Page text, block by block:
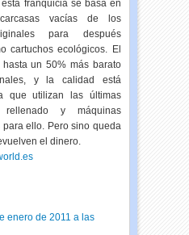
franquicia se basa en
vacías de los
para después
cartuchos ecológicos. El
un 50% más barato
y la calidad está
que utilizan las últimas
y máquinas
ello. Pero sino queda
el dinero.
enero de 2011 a las